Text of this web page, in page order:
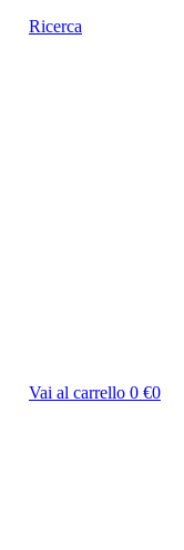
Ricerca
Vai al carrello 0 €0